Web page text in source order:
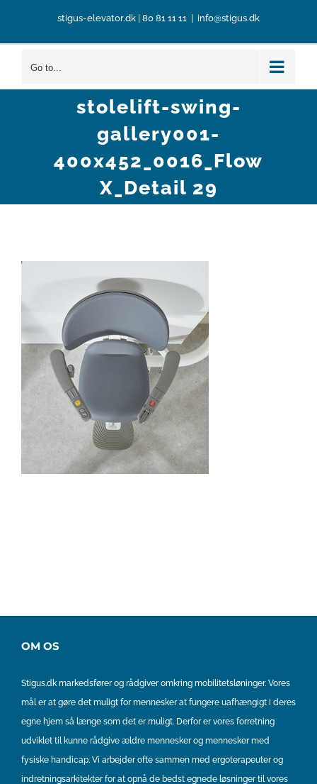
content
stigus-elevator.dk 80 81 11 11 info@stigus.dk
Go to...
stolelift-swing-
gallery001-
400x452_0016_Flow
X_Detail 29
OM OS
Stigus.dk markedsfører og rådgiver omkring mobilitetsløninger. Vores
mål er at gøre det muligt for mennesker at fungere uafhængigt i deres
egne hjem så længe som det er muligt. Derfor er vores forretning
udviklet til kunne rådgive ældre mennesker og mennesker med
fysiske handicap. Vi arbejder ofte sammen med ergoterapeuter og
indretningsarkitekter for at opnå de bedst egnede løsninger til vores